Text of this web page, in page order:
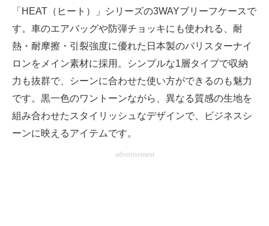
「HEAT（ヒート）」シリーズの3WAYブリーフケースで
す。車のエアバッグや防弾チョッキにも使われる、耐
熱・耐摩擦・引裂強度に優れた日本製のバリスターナイ
ロンをメイン素材に採用。シンプルな1層タイプで収納
力も抜群で、シーンに合わせた使い方ができるのも魅力
です。黒一色のワントーンながら、異なる質感の生地を
組み合わせたスタイリッシュなデザインで、ビジネスシ
ーンに映えるアイテムです。
advertisement